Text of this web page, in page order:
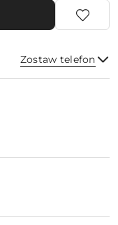
Zostaw telefon